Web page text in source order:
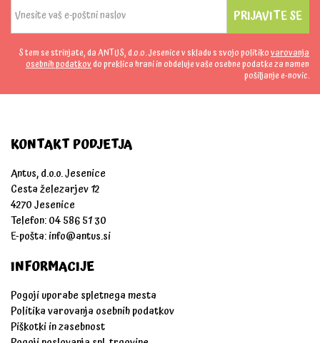
PRIJAVITE SE
S tem se strinjate, da ANTUS, d.o.o. Jesenice v skladu s svojo politikovarovanja
osebnih podatkovdo preklica hrani in obdeluje vaše osebne podatke za namen
pošiljanje e-novic.
KONTAKT PODJETJA
Antus, d.o.o. Jesenice
Cesta železarjev 12
4270 Jesenice
Telefon: 04 586 51 30
E-pošta:info@antus.si
INFORMACIJE
Pogoji uporabe spletnega mesta
Politika varovanja osebnih podatkov
Piškotki in zasebnost